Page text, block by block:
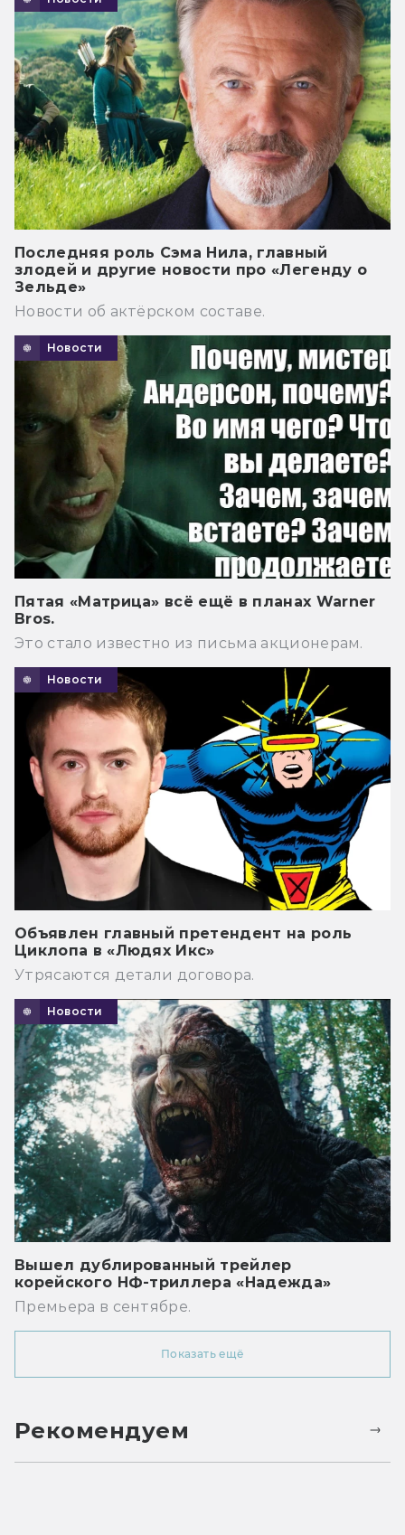
Последняя роль Сэма Нила, главный
злодей и другие новости про «Легенду о
Зельде»
Новости об актёрском составе.
Новости
Пятая «Матрица» всё ещё в планах Warner
Bros.
Это стало известно из письма акционерам.
Новости
Объявлен главный претендент на роль
Циклопа в «Людях Икс»
Утрясаются детали договора.
Новости
Вышел дублированный трейлер
корейского НФ-триллера «Надежда»
Премьера в сентябре.
Показать ещё
Рекомендуем